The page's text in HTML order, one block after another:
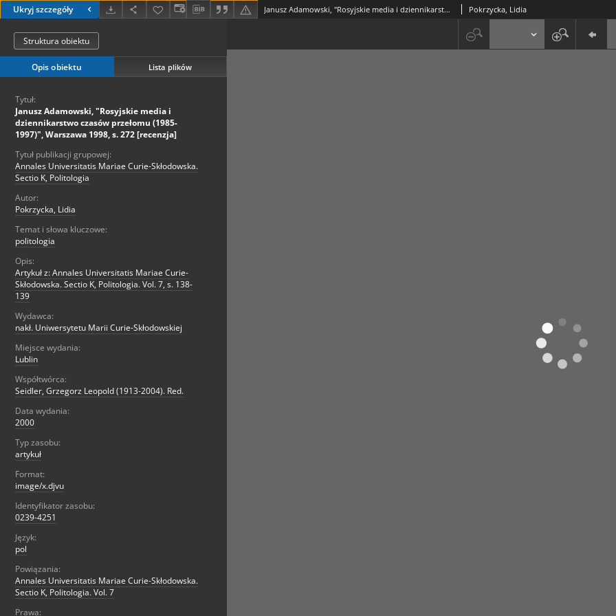
Ukryj szczegóły Janusz Adamowski, "Rosyjskie media i dziennikarstwo czasów przełomu (1985-1997)", Warszawa 1998, s. 272 [recenzja] Pokrzycka, Lidia
Struktura obiektu
Opis obiektu Lista plików
Tytuł:
Janusz Adamowski, "Rosyjskie media i
dziennikarstwo czasów przełomu (1985-
1997)", Warszawa 1998, s. 272 [recenzja]
Tytuł publikacji grupowej:
Annales Universitatis Mariae Curie-Skłodowska.
Sectio K, Politologia
Autor:
Pokrzycka, Lidia
Temat i słowa kluczowe:
politologia
Opis:
Artykuł z: Annales Universitatis Mariae Curie-
Skłodowska. Sectio K, Politologia. Vol. 7, s. 138-
139
Wydawca:
nakł. Uniwersytetu Marii Curie-Skłodowskiej
Miejsce wydania:
Lublin
Współtwórca:
Seidler, Grzegorz Leopold (1913-2004). Red.
Data wydania:
2000
Typ zasobu:
artykuł
Format:
image/x.djvu
Identyfikator zasobu:
0239-4251
Język:
pol
Powiązania:
Annales Universitatis Mariae Curie-Skłodowska.
Sectio K, Politologia. Vol. 7
Prawa: